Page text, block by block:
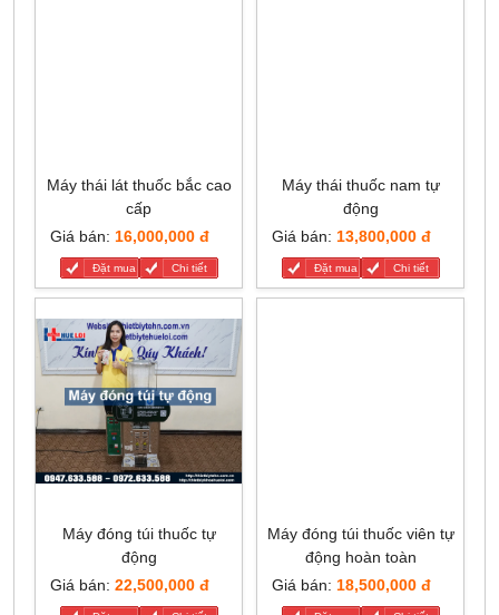
Máy thái lát thuốc bắc cao
cấp
Giá bán: 16,000,000 đ
Đặt mua Chi tiết
Máy thái thuốc nam tự
động
Giá bán: 13,800,000 đ
Đặt mua Chi tiết
Máy đóng túi thuốc tự
động
Giá bán: 22,500,000 đ
Máy đóng túi thuốc viên tự
động hoàn toàn
Giá bán: 18,500,000 đ